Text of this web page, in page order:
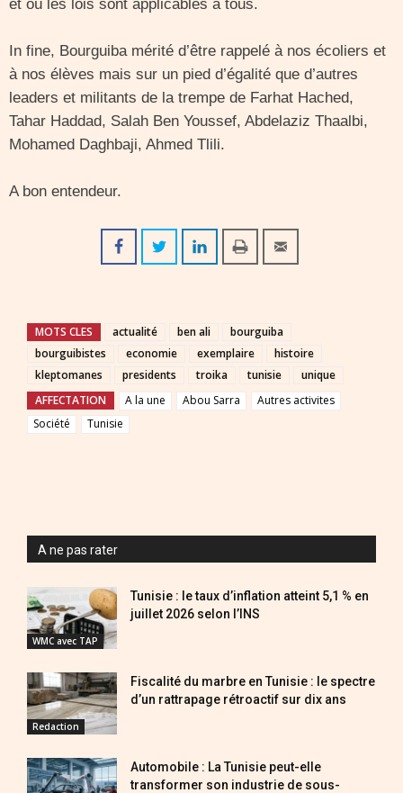
et où les lois sont applicables à tous.
In fine, Bourguiba mérité d’être rappelé à nos écoliers et
à nos élèves mais sur un pied d’égalité que d’autres
leaders et militants de la trempe de Farhat Hached,
Tahar Haddad, Salah Ben Youssef, Abdelaziz Thaalbi,
Mohamed Daghbaji, Ahmed Tlili.
A bon entendeur.
MOTS CLES actualité ben ali
bourguiba
bourguibistes
economie exemplaire
histoire
kleptomanes
presidents troika tunisie
unique
AFFECTATION
A la une Abou Sarra
Autres activites
Société
Tunisie
A ne pas rater
WMC avec TAP
Tunisie : le taux d’inflation atteint 5,1 % en
juillet 2026 selon l’INS
Redaction
Fiscalité du marbre en Tunisie : le spectre
d’un rattrapage rétroactif sur dix ans
Automobile : La Tunisie peut-elle
transformer son industrie de sous-